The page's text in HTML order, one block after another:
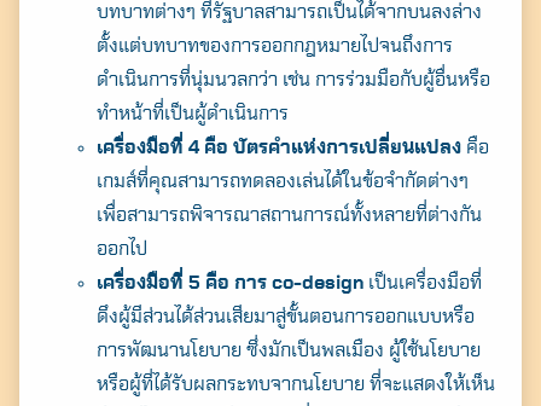
บทบาทต่างๆ ที่รัฐบาลสามารถเป็นได้จากบนลงล่าง
ตั้งแต่บทบาทของการออกกฎหมายไปจนถึงการ
ดำเนินการที่นุ่มนวลกว่า เช่น การร่วมมือกับผู้อื่นหรือ
ทำหน้าที่เป็นผู้ดำเนินการ
เครื่องมือที่ 4 คือ บัตรคำแห่งการเปลี่ยนแปลง คือ
เกมส์ที่คุณสามารถทดลองเล่นได้ในข้อจำกัดต่างๆ
เพื่อสามารถพิจารณาสถานการณ์ทั้งหลายที่ต่างกัน
ออกไป
เครื่องมือที่ 5 คือ การ co-design เป็นเครื่องมือที่
ดึงผู้มีส่วนได้ส่วนเสียมาสู่ขั้นตอนการออกแบบหรือ
การพัฒนานโยบาย ซึ่งมักเป็นพลเมือง ผู้ใช้นโยบาย
หรือผู้ที่ได้รับผลกระทบจากนโยบาย ที่จะแสดงให้เห็น